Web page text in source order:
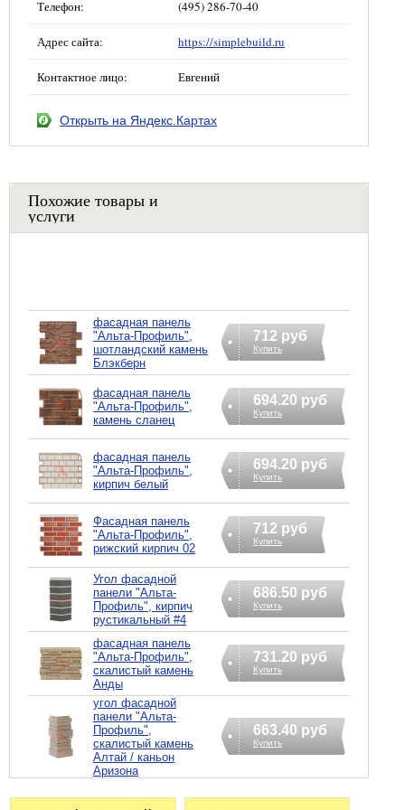
Телефон: (495) 286-70-40
Адрес сайта: https://simplebuild.ru
Контактное лицо: Евгений
Открыть на Яндекс.Картах
Похожие товары и
услуги
фасадная панель
"Альта-Профиль",
шотландский камень
Блэкберн
712 руб
Купить
фасадная панель
"Альта-Профиль",
камень сланец
694.20 руб
Купить
фасадная панель
"Альта-Профиль",
кирпич белый
694.20 руб
Купить
Фасадная панель
"Альта-Профиль",
рижский кирпич 02
712 руб
Купить
Угол фасадной
панели "Альта-
Профиль", кирпич
рустикальный #4
686.50 руб
Купить
фасадная панель
"Альта-Профиль",
скалистый камень
Анды
731.20 руб
Купить
угол фасадной
панели "Альта-
Профиль",
скалистый камень
Алтай / каньон
Аризона
663.40 руб
Купить